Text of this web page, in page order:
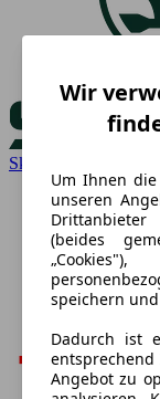
Skoda
Wir
Um Ihnen
unseren
Drittanbieter
(beides
speichern
Dadurch ist
Angebot zu